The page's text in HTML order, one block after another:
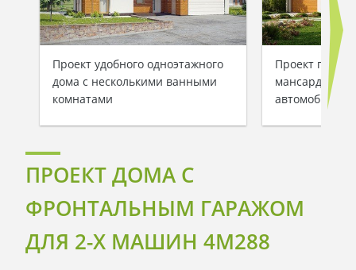
Проект удобного одноэтажного
дома с несколькими ванными
комнатами
Проект
мансардой и
автомобилей
ПРОЕКТ ДОМА С
ФРОНТАЛЬНЫМ ГАРАЖОМ
ДЛЯ 2-Х МАШИН 4M288